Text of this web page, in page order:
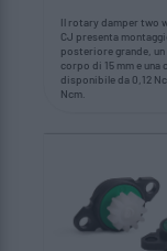
Il rotary damper two
CJ presenta
posteriore grande,
corpo di 15 mm e una
disponibile da 0,12
Ncm.